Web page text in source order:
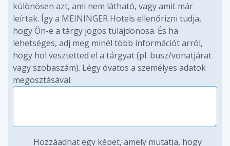
különösen azt, ami nem látható, vagy amit már
leírtak. Így a MEININGER Hotels ellenőrizni tudja,
hogy Ön-e a tárgy jogos tulajdonosa. És ha
lehetséges, adj meg minél több információt arról,
hogy hol vesztetted el a tárgyat (pl. busz/vonatjárat
vagy szobaszám). Légy óvatos a személyes adatok
megosztásával.
Hozzáadhat egy képet, amely mutatja, hogy